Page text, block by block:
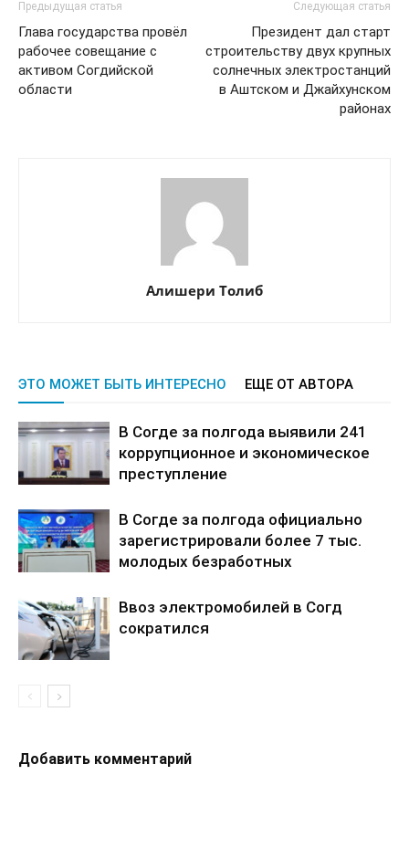
Предыдущая статья
Глава государства провёл
рабочее совещание с
активом Согдийской
области
Следующая статья
Президент дал старт
строительству двух крупных
солнечных электростанций
в Аштском и Джайхунском
районах
Алишери Толиб
ЭТО МОЖЕТ БЫТЬ ИНТЕРЕСНО ЕЩЕ ОТ АВТОРА
В Согде за полгода выявили 241
коррупционное и экономическое
преступление
В Согде за полгода официально
зарегистрировали более 7 тыс.
молодых безработных
Ввоз электромобилей в Согд
сократился
Добавить комментарий